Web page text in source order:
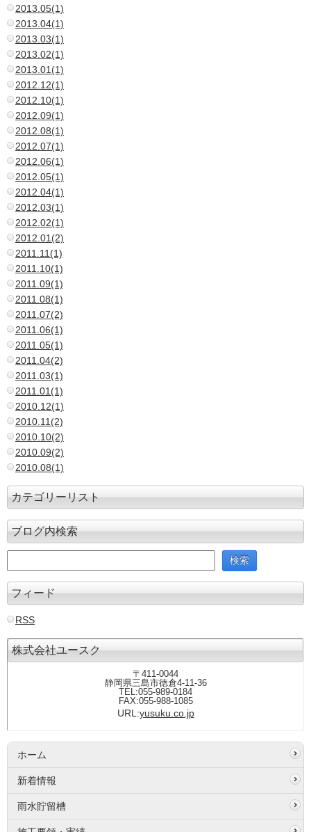
2013.05(1)
2013.04(1)
2013.03(1)
2013.02(1)
2013.01(1)
2012.12(1)
2012.10(1)
2012.09(1)
2012.08(1)
2012.07(1)
2012.06(1)
2012.05(1)
2012.04(1)
2012.03(1)
2012.02(1)
2012.01(2)
2011.11(1)
2011.10(1)
2011.09(1)
2011.08(1)
2011.07(2)
2011.06(1)
2011.05(1)
2011.04(2)
2011.03(1)
2011.01(1)
2010.12(1)
2010.11(2)
2010.10(2)
2010.09(2)
2010.08(1)
カテゴリーリスト
ブログ内検索
フィード
RSS
株式会社ユースク
〒411-0044
静岡県三島市徳倉4-11-36
TEL:055-989-0184
FAX:055-988-1085
URL:yusuku.co.jp
ホーム
新着情報
雨水貯留槽